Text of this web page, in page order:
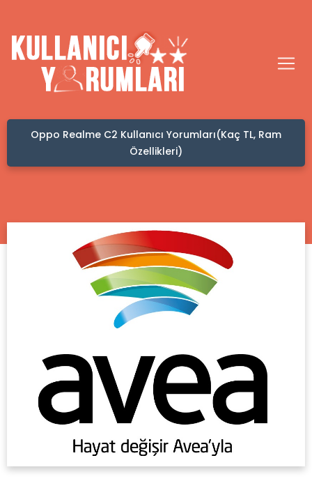
Oppo Realme C2 Kullanıcı Yorumları(Kaç TL, Ram
Özellikleri)